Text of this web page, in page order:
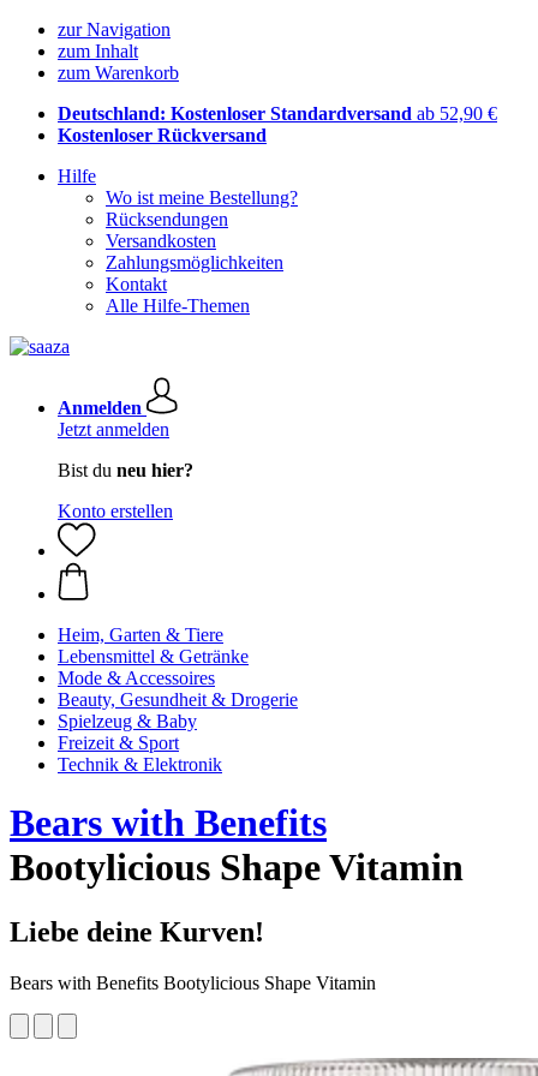
zur Navigation
zum Inhalt
zum Warenkorb
Deutschland: Kostenloser Standardversand ab 52,90 €
Kostenloser Rückversand
Hilfe
Wo ist meine Bestellung?
Rücksendungen
Versandkosten
Zahlungsmöglichkeiten
Kontakt
Alle Hilfe-Themen
Anmelden
Jetzt anmelden
Bist du neu hier?
Konto erstellen
Heim, Garten & Tiere
Lebensmittel & Getränke
Mode & Accessoires
Beauty, Gesundheit & Drogerie
Spielzeug & Baby
Freizeit & Sport
Technik & Elektronik
Bears with Benefits
Bootylicious Shape Vitamin
Liebe deine Kurven!
Bears with Benefits Bootylicious Shape Vitamin